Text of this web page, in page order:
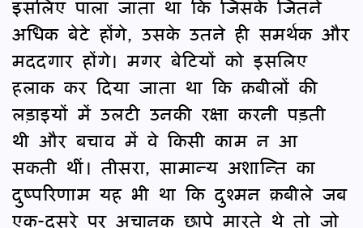
इसलिए पाला जाता था कि जिसके जितने
अधिक बेटे होंगे, उसके उतने ही समर्थक और
मददगार होंगे। मगर बेटियों को इसलिए
हलाक कर दिया जाता था कि क़बीलों की
लड़ाइयों में उलटी उनकी रक्षा करनी पड़ती
थी और बचाव में वे किसी काम न आ
सकती थीं। तीसरा, सामान्य अशान्ति का
दुष्परिणाम यह भी था कि दुश्मन क़बीले जब
एक-दूसरे पर अचानक छापे मारते थे तो जो